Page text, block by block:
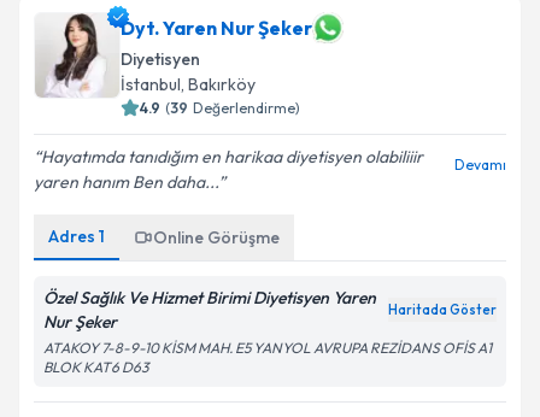
Dyt. Yaren Nur Şeker
Diyetisyen
İstanbul, Bakırköy
4.9 (39 Değerlendirme)
Hayatımda tanıdığım en harikaa diyetisyen olabiliiir
yaren hanım Ben daha...
Devamı
Adres 1 Online Görüşme
Özel Sağlık Ve Hizmet Birimi Diyetisyen Yaren
Nur Şeker
Haritada Göster
ATAKOY 7-8-9-10 KİSM MAH. E5 YANYOL AVRUPA REZİDANS OFİS A1
BLOK KAT6 D63